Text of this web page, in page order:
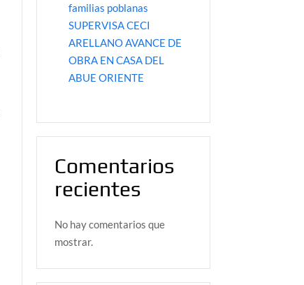
familias poblanas
SUPERVISA CECI
ARELLANO AVANCE DE
OBRA EN CASA DEL
ABUE ORIENTE
Comentarios
recientes
No hay comentarios que
mostrar.